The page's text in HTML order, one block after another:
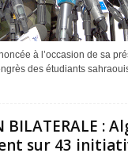
à l’occasion de sa
des étudiants
BILATERALE :
sur 43